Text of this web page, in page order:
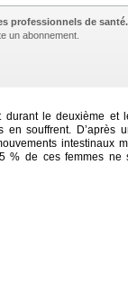
professionnels de santé.
un abonnement.
le deuxième et
en souffrent. D’après
intestinaux
% de ces femmes